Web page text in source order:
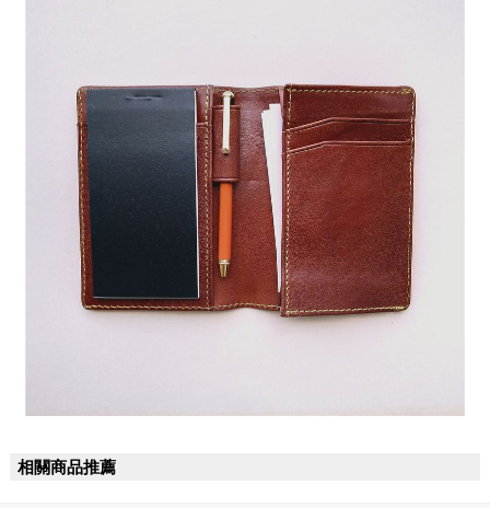
相關商品推薦